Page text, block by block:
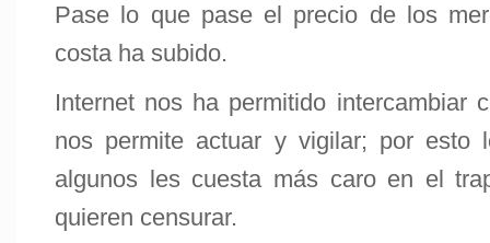
Pase lo que pase el precio de los
costa ha subido.
Internet nos ha permitido intercambiar
nos permite actuar y vigilar; por esto
algunos les cuesta más caro en el
quieren censurar.